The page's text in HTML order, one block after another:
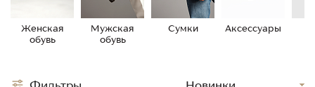
Женская
обувь
Мужская
обувь
Сумки Аксессуары